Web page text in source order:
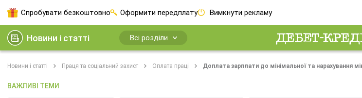
Спробувати безкоштовно Оформити передплату Вимкнути рекламу
Новини і статті Всі розділи
Новини і статті Праця та соціальний захист Оплата праці Доплата зарплати до мінімальної та нарахування
ВАЖЛИВІ ТЕМИ